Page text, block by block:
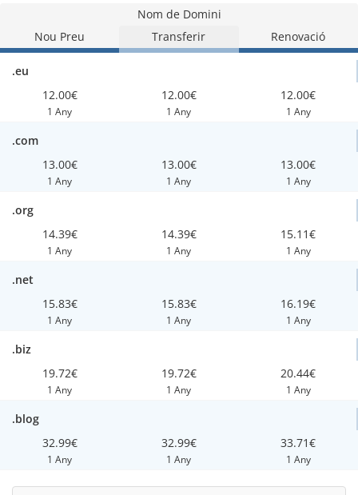
Nom de Domini
Nou Preu
Transferir Renovació
.eu
12.00€
1 Any
12.00€
1 Any
12.00€
1 Any
.com
13.00€
1 Any
13.00€
1 Any
13.00€
1 Any
.org
14.39€
1 Any
14.39€
1 Any
15.11€
1 Any
.net
15.83€
1 Any
15.83€
1 Any
16.19€
1 Any
.biz
19.72€
1 Any
19.72€
1 Any
20.44€
1 Any
.blog
32.99€
1 Any
32.99€
1 Any
33.71€
1 Any